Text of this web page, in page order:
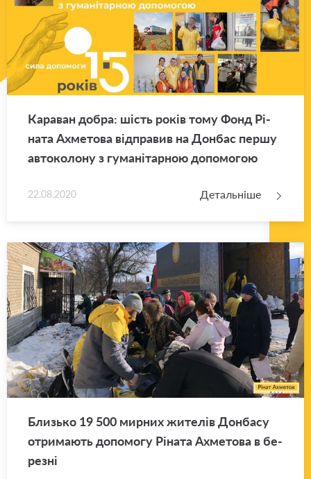
Ка­ра­ван добра: шість років тому Фонд Рі­
на­та Ахме­то­ва від­пра­вив на Дон­бас першу
ав­то­ко­ло­ну з гу­ма­ні­тар­ною до­по­мо­гою
22.08.2020 Детальніше
Близь­ко 19 500 мир­них жи­те­лів Дон­ба­су
отри­ма­ють до­по­мо­гу Рі­на­та Ахме­то­ва в бе­
ре­зні